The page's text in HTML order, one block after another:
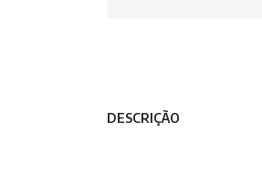
DESCRIÇÃO